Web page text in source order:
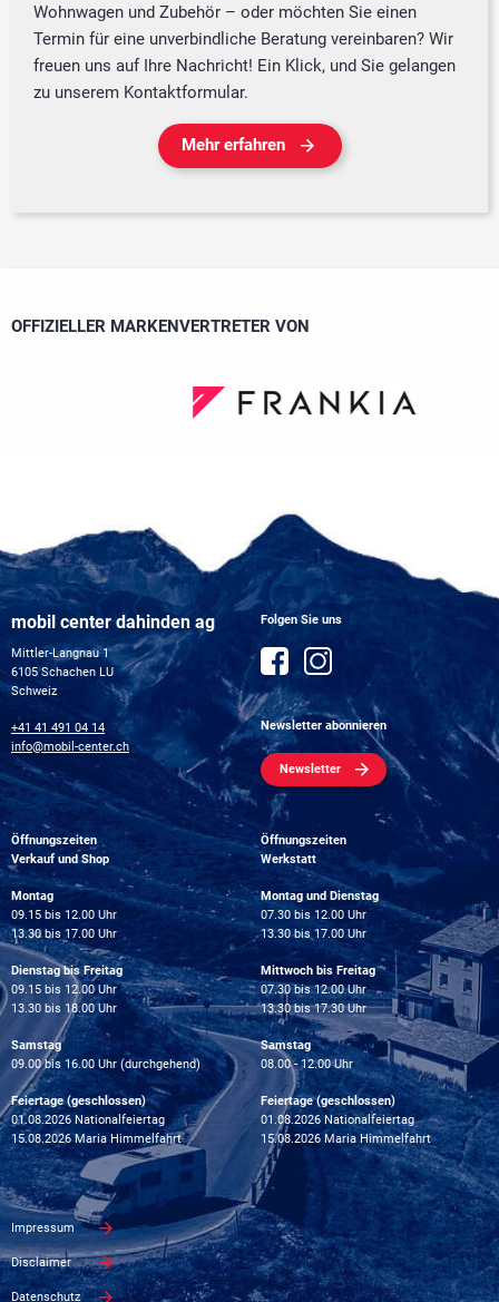
Wohnwagen und Zubehör – oder möchten Sie einen
Termin für eine unverbindliche Beratung vereinbaren? Wir
freuen uns auf Ihre Nachricht! Ein Klick, und Sie gelangen
zu unserem Kontaktformular.
Mehr erfahren
OFFIZIELLER MARKENVERTRETER VON
mobil center dahinden ag
Mittler-Langnau 1
6105 Schachen LU
Schweiz
+41 41 491 04 14
info@mobil-center.ch
Folgen Sie uns
Newsletter abonnieren
Newsletter
Öffnungszeiten
Verkauf und Shop
Montag
09.15 bis 12.00 Uhr
13.30 bis 17.00 Uhr
Dienstag bis Freitag
09.15 bis 12.00 Uhr
13.30 bis 18.00 Uhr
Samstag
09.00 bis 16.00 Uhr (durchgehend)
Feiertage (geschlossen)
01.08.2026 Nationalfeiertag
15.08.2026 Maria Himmelfahrt
Öffnungszeiten
Werkstatt
Montag und Dienstag
07.30 bis 12.00 Uhr
13.30 bis 17.00 Uhr
Mittwoch bis Freitag
07.30 bis 12.00 Uhr
13.30 bis 17.30 Uhr
Samstag
08.00 - 12.00 Uhr
Feiertage (geschlossen)
01.08.2026 Nationalfeiertag
15.08.2026 Maria Himmelfahrt
Impressum
Disclaimer
Datenschutz